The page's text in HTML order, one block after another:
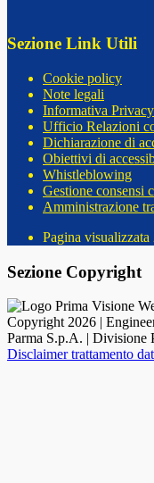
Sezione Link Utili
Cookie policy
Note legali
Informativa Privacy
Ufficio Relazioni
Dichiarazione di
Obiettivi di
Whistleblowing
Gestione consensi
Amministrazione
Pagina visualizzata
Sezione Copyright
Copyright 2026 |
Parma S.p.A. | Divisione
Disclaimer trattamento